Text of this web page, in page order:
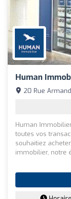
Human
20 Rue
Human
toutes vos
souhaitiez
immobilier, notre